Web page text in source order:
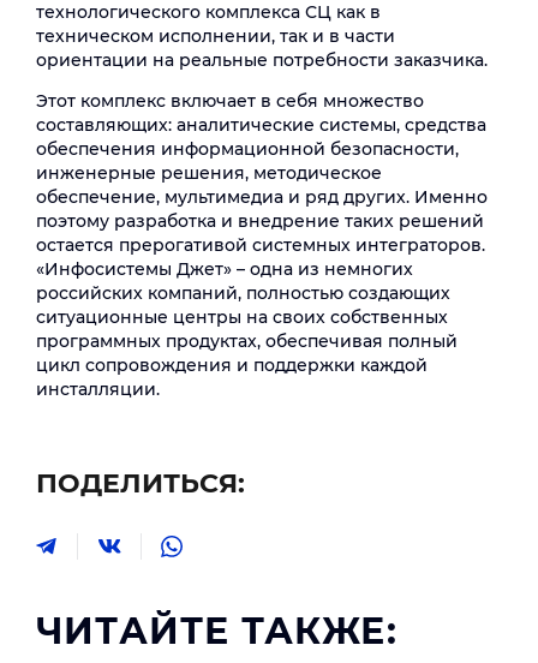
технологического комплекса СЦ как в
техническом исполнении, так и в части
ориентации на реальные потребности заказчика.
Этот комплекс включает в себя множество
составляющих: аналитические системы, средства
обеспечения информационной безопасности,
инженерные решения, методическое
обеспечение, мультимедиа и ряд других. Именно
поэтому разработка и внедрение таких решений
остается прерогативой системных интеграторов.
«Инфосистемы Джет» – одна из немногих
российских компаний, полностью создающих
ситуационные центры на своих собственных
программных продуктах, обеспечивая полный
цикл сопровождения и поддержки каждой
инсталляции.
ПОДЕЛИТЬСЯ:
ЧИТАЙТЕ ТАКЖЕ: